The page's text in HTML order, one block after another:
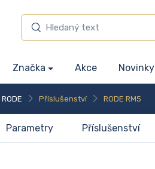
Značka Akce Novinky
RODE Příslušenství RODE RM5
Parametry Příslušenství